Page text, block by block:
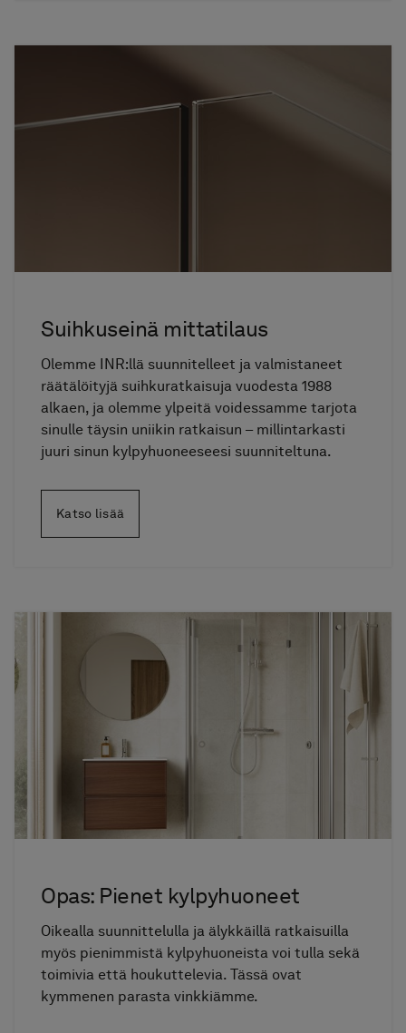
Suihkuseinä mittatilaus
Olemme INR:llä suunnitelleet ja valmistaneet
räätälöityjä suihkuratkaisuja vuodesta 1988
alkaen, ja olemme ylpeitä voidessamme tarjota
sinulle täysin uniikin ratkaisun – millintarkasti
juuri sinun kylpyhuoneeseesi suunniteltuna.
Katso lisää
Opas: Pienet kylpyhuoneet
Oikealla suunnittelulla ja älykkäillä ratkaisuilla
myös pienimmistä kylpyhuoneista voi tulla sekä
toimivia että houkuttelevia. Tässä ovat
kymmenen parasta vinkkiämme.